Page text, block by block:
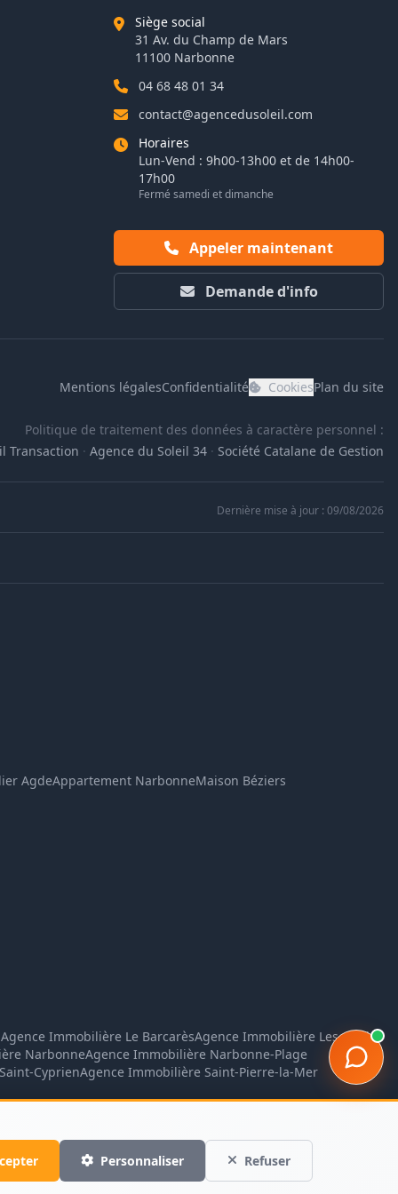
Personnaliser Refuser
Siège social
31 Av. du Champ de Mars
11100 Narbonne
04 68 48 01 34
contact@agencedusoleil.com
Horaires
Lun-Vend : 9h00-13h00 et de 14h00-
17h00
Fermé samedi et dimanche
Appeler maintenant
Demande d'info
Mentions légalesConfidentialité CookiesPlan du site
Politique de traitement des données à caractère personnel :
Transaction · Agence du Soleil 34 · Société Catalane de Gestion
Dernière mise à jour : 09/08/2026
AgdeAppartement NarbonneMaison Béziers
Agence Immobilière Le BarcarèsAgence Immobilière Les Angles
NarbonneAgence Immobilière Narbonne-Plage
CyprienAgence Immobilière Saint-Pierre-la-Mer
En ligne